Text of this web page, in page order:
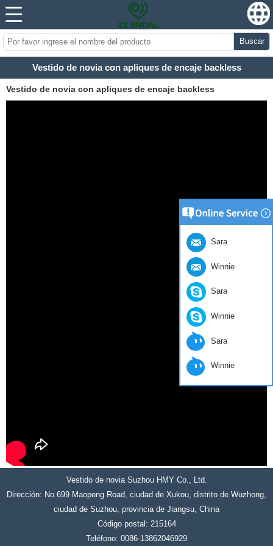
Buscar
Vestido de novia con apliques de encaje backless
Vestido de novia con apliques de encaje backless
Vestido de novia Suzhou HMY Co., Ltd.
Dirección: No.699 Maopeng Road, ciudad de Xukou, distrito de Wuzhong,
ciudad de Suzhou, provincia de Jiangsu, China
Código postal: 215164
Teléfono: 0086-13862046929
Sara
Winnie
Sara
Winnie
Sara
Winnie